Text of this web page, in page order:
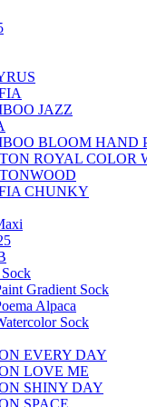
JAZZ
BLOOM HAND
ROYAL COLOR
CHUNKY
Gradient Sock
Alpaca
Sock
EVERY DAY
LOVE ME
SHINY DAY
SPACE